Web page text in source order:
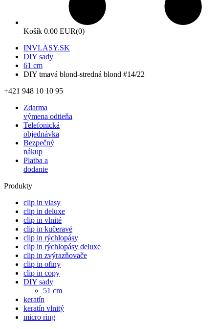
Košík 0.00 EUR(0)
INVLASY.SK
DIY sady
61 cm
DIY tmavá blond-stredná blond #14/22
+421 948 10 10 95
Zdarma
výmena odtieňa
Telefonická
objednávka
Bezpečný
nákup
Platba a
dodanie
Produkty
clip in vlasy
clip in deluxe
clip in vlnité
clip in kučeravé
clip in rýchlopásy
clip in rýchlopásy deluxe
clip in zvýrazňovače
clip in ofiny
clip in copy
DIY sady
51 cm
keratín
keratín vlnitý
micro ring